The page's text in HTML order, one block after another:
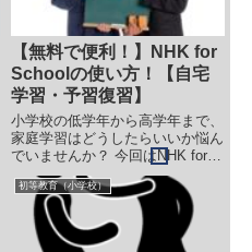
【無料で便利！】NHK for
Schoolの使い方！【自宅
学習・予習復習】
小学校の低学年から高学年まで、
家庭学習はどうしたらいいか悩ん
でいませんか？ 今回はNHK for
Schoolという無料の動画サイト
についてご紹介します。予習復習
に活かせば、きっと「学校での勉
強が分かる！楽しい！」と感じら
れるようになりますよ！
初等教育（小学校）